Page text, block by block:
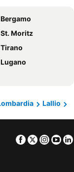
Moritz
Lallio
Facebook
Twitter